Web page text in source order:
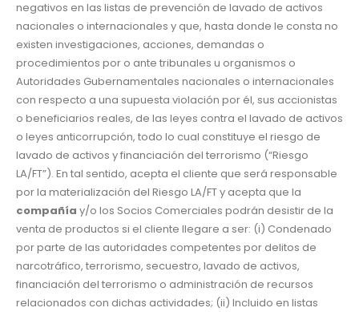
negativos en las listas de prevención de lavado de activos
nacionales o internacionales y que, hasta donde le consta no
existen investigaciones, acciones, demandas o
procedimientos por o ante tribunales u organismos o
Autoridades Gubernamentales nacionales o internacionales
con respecto a una supuesta violación por él, sus accionistas
o beneficiarios reales, de las leyes contra el lavado de activos
o leyes anticorrupción, todo lo cual constituye el riesgo de
lavado de activos y financiación del terrorismo (“Riesgo
LA/FT”). En tal sentido, acepta el cliente que será responsable
por la materialización del Riesgo LA/FT y acepta que la
compañía y/o los Socios Comerciales podrán desistir de la
venta de productos si el cliente llegare a ser: (i) Condenado
por parte de las autoridades competentes por delitos de
narcotráfico, terrorismo, secuestro, lavado de activos,
financiación del terrorismo o administración de recursos
relacionados con dichas actividades; (ii) Incluido en listas